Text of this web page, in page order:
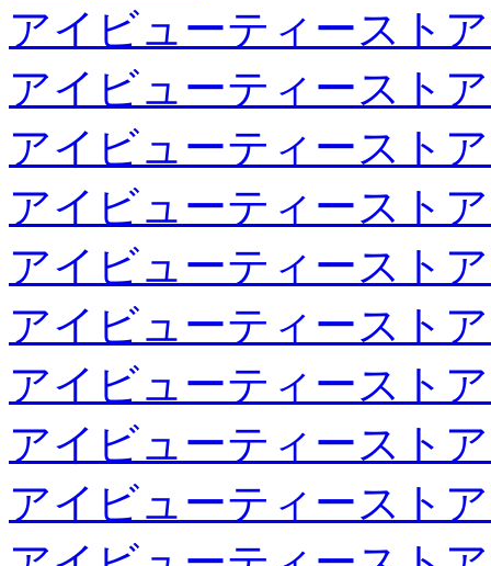
アイビューティースト
アイビューティースト
アイビューティースト
アイビューティースト
アイビューティースト
アイビューティースト
アイビューティースト
アイビューティースト
アイビューティースト